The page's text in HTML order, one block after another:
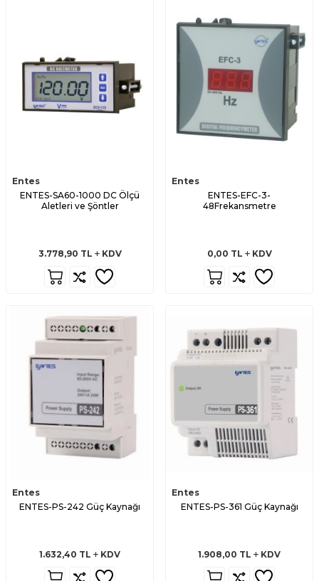
Entes
ENTES-SA60-1000 DC Ölçü
Aletleri ve Şöntler
3.778,90 TL KDV
Entes
ENTES-EFC-3-
48Frekansmetre
0,00 TL KDV
Entes
ENTES-PS-242 Güç Kaynağı
1.632,40 TL KDV
Entes
ENTES-PS-361 Güç Kaynağı
1.908,00 TL KDV